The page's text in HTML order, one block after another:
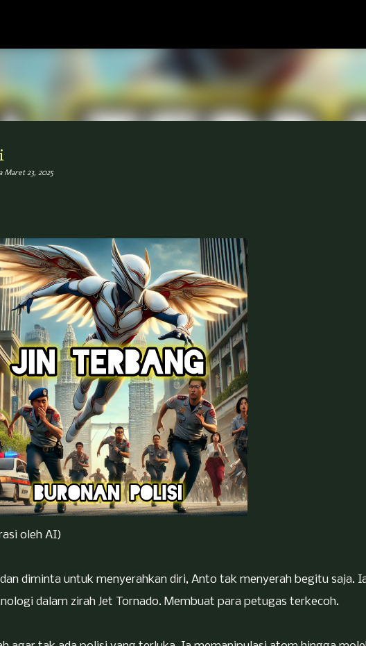
Maret 23, 2025
oleh AI)
diminta untuk menyerahkan diri, Anto tak menyerah begitu saja.
dalam zirah Jet Tornado. Membuat para petugas terkecoh.